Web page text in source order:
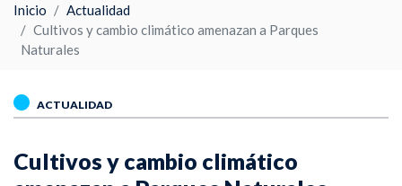
Inicio
Actualidad
Cultivos y cambio climático amenazan a Parques
Naturales
ACTUALIDAD
Cultivos y cambio climático